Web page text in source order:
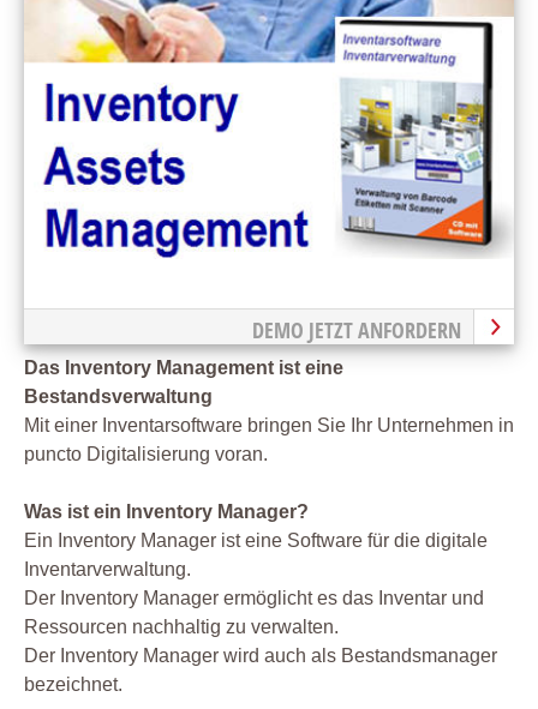
DEMO JETZT ANFORDERN
Das Inventory Management ist eine
Bestandsverwaltung
Mit einer Inventarsoftware bringen Sie Ihr Unternehmen in
puncto Digitalisierung voran.
Was ist ein Inventory Manager?
Ein Inventory Manager ist eine Software für die digitale
Inventarverwaltung.
Der Inventory Manager ermöglicht es das Inventar und
Ressourcen nachhaltig zu verwalten.
Der Inventory Manager wird auch als Bestandsmanager
bezeichnet.